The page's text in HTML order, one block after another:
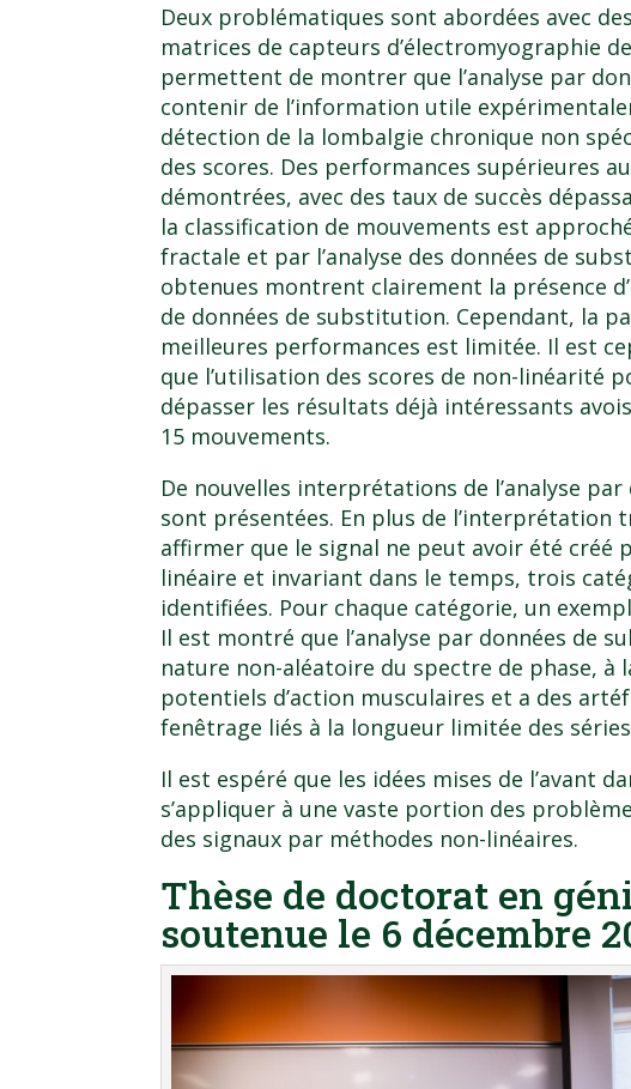
Deux problématiques sont abordées avec
matrices de capteurs d’électromyographie
permettent de montrer que l’analyse par
contenir de l’information utile
détection de la lombalgie chronique non
des scores. Des performances supérieures
démontrées, avec des taux de succès
la classification de mouvements est
fractale et par l’analyse des données de
obtenues montrent clairement la présence
de données de substitution. Cependant, la
meilleures performances est limitée. Il est
que l’utilisation des scores de non-linéarité
dépasser les résultats déjà intéressants
15 mouvements.
De nouvelles interprétations de l’analyse
sont présentées. En plus de l’interprétation
affirmer que le signal ne peut avoir été créé
linéaire et invariant dans le temps, trois
identifiées. Pour chaque catégorie, un
Il est montré que l’analyse par données de
nature non-aléatoire du spectre de phase, à
potentiels d’action musculaires et a des
fenêtrage liés à la longueur limitée des
Il est espéré que les idées mises de l’avant
s’appliquer à une vaste portion des
des signaux par méthodes non-linéaires.
Thèse de doctorat en
soutenue le 6 décembre